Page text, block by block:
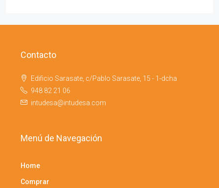
Contacto
Edificio Sarasate, c/Pablo Sarasate, 15 - 1-dcha
948 82 21 06
intudesa@intudesa.com
Menú de Navegación
Home
Comprar